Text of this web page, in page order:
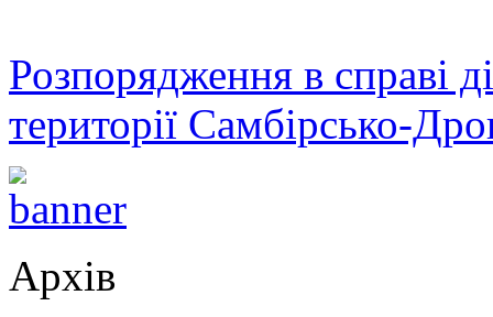
Розпорядження в справі
території Самбірсько-
Архів